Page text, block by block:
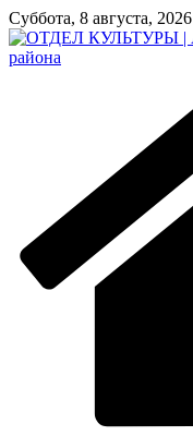
Перейти
к
содержимому
Суббота, 8 августа, 2026